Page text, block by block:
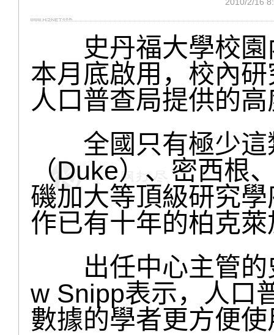
史丹福大學校園
本月底啟用，校內
人口普查局提供的
全國只有極少這
（Duke）、密西根
磯加大等頂級研究
作已有十年的柏克
出任中心主管的
w Snipp表示，人口
數據的學者更方便